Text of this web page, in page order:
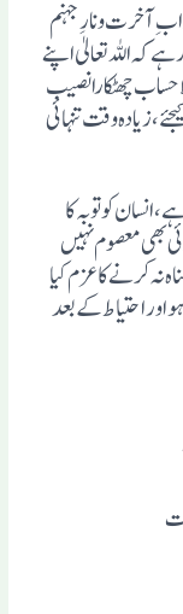
ِآخرت و نارِ جہنم
اللہ تعالیٰ اپنے
چھٹکارا نصیب
زیادہ وقت تنہائی
انسان کو توبہ کا
بھی معصوم نہیں
کرنے کا عزم کیا
اور احتیاط کے بعد